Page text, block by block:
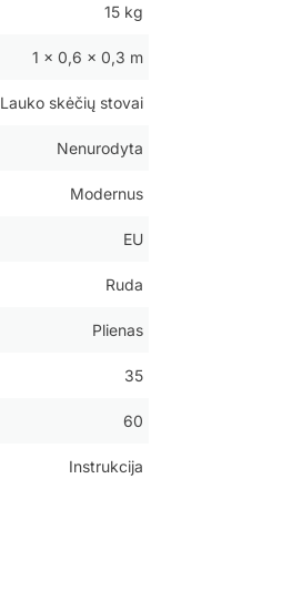
15 kg
1 × 0,6 × 0,3 m
Lauko skėčių stovai
Nenurodyta
Modernus
EU
Ruda
Plienas
35
60
Instrukcija